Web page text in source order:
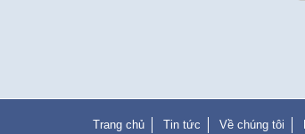
Trang chủ Tin tức Về chúng tôi